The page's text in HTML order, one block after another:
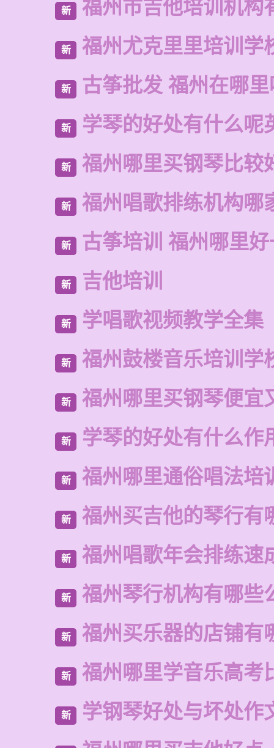
新 福州市吉他培训机构
新 福州尤克里里培训学
新 古筝批发 福州在哪
新 学琴的好处有什么呢
新 福州哪里买钢琴比较
新 福州唱歌排练机构哪
新 古筝培训 福州哪里
新 吉他培训
新 学唱歌视频教学全集
新 福州鼓楼音乐培训学
新 福州哪里买钢琴便宜
新 学琴的好处有什么作
新 福州哪里通俗唱法培
新 福州买吉他的琴行有
新 福州唱歌年会排练速
新 福州琴行机构有哪些
新 福州买乐器的店铺有
新 福州哪里学音乐高考
新 学钢琴好处与坏处作